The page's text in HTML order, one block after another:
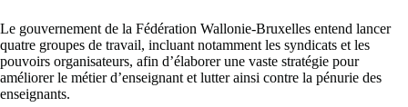
Le gouvernement de la Fédération Wallonie-Bruxelles entend lancer
quatre groupes de travail, incluant notamment les syndicats et les
pouvoirs organisateurs, afin d’élaborer une vaste stratégie pour
améliorer le métier d’enseignant et lutter ainsi contre la pénurie des
enseignants.